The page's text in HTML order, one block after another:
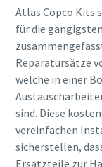
Atlas Copco Kits
für die
Reparatursätze
welche in einer
sind. Diese
vereinfachen
sicherstellen,
Ersatzteile zur